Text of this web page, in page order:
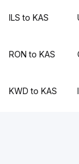
ILS to KAS
RON to KAS
KWD to KAS